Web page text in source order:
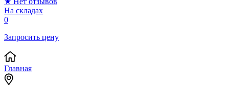
На складах
0
Запросить цену
Главная